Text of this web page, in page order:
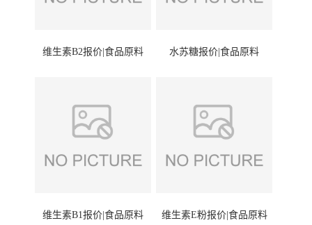
维生素B2报价|食品原料 水苏糖报价|食品原料
维生素B1报价|食品原料 维生素E粉报价|食品原料